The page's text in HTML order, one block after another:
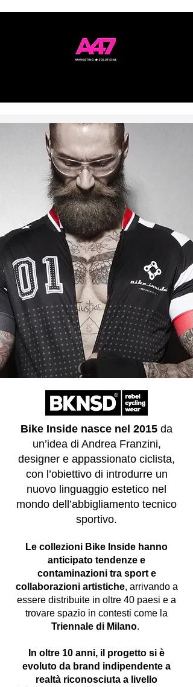
Bike Inside nasce nel 2015 da
un’idea di Andrea Franzini,
designer e appassionato ciclista,
con l’obiettivo di introdurre un
nuovo linguaggio estetico nel
mondo dell’abbigliamento tecnico
sportivo.
Le collezioni Bike Inside hanno
anticipato tendenze e
contaminazioni tra sport e
collaborazioni artistiche, arrivando a
essere distribuite in oltre 40 paesi e a
trovare spazio in contesti come la
Triennale di Milano.
In oltre 10 anni, il progetto si è
evoluto da brand indipendente a
realtà riconosciuta a livello